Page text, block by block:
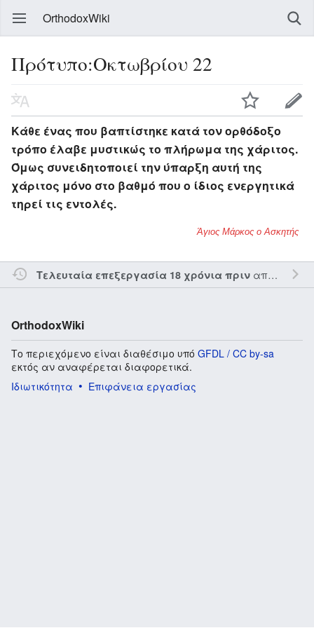
OrthodoxWiki
Πρότυπο:Οκτωβρίου 22
Κάθε ένας που βαπτίστηκε κατά τον ορθόδοξο
τρόπο έλαβε μυστικώς το πλήρωμα της χάριτος.
Όμως συνειδητοποιεί την ύπαρξη αυτή της
χάριτος μόνο στο βαθμό που ο ίδιος ενεργητικά
τηρεί τις εντολές.
Άγιος Μάρκος ο Ασκητής
Τελευταία επεξεργασία 18 χρόνια πριναπό τον την
OrthodoxWiki
Το περιεχόμενο είναι διαθέσιμο υπό GFDL / CC by-sa
εκτός αν αναφέρεται διαφορετικά.
Ιδιωτικότητα
Επιφάνεια εργασίας